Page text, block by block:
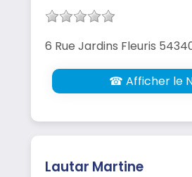
6 Rue Jardins Fleuris
☎ Afficher le
Lautar Martine